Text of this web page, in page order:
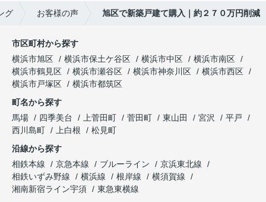
グ お客様の声 旭区で新築戸建て購入｜約２７０万円削減
市区町村から探す
横浜市旭区
横浜市保土ケ谷区 横浜市中区
横浜市南区
横浜市鶴見区
横浜市瀬谷区 横浜市神奈川区
横浜市西区
横浜市戸塚区
横浜市都筑区
町名から探す
馬場
四季美台 上菅田町 菅田町 東山田 宮沢
平戸
西川島町
上白根
松見町
沿線から探す
相鉄本線
京急本線 ブルーライン
京浜東北線
相鉄いずみ野線
横浜線 根岸線
横須賀線
湘南新宿ライン宇須
東急東横線